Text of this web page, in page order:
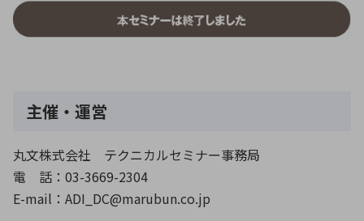
半導体・電子部品小ロット
主催・運営
丸文株式会社 テクニカルセミナー事務局
電 話：03-3669-2304
E-mail：ADI_DC@marubun.co.jp